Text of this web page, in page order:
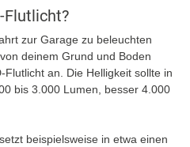
Flutlicht?
zur Garage zu beleuchten
deinem Grund und Boden
an. Die Helligkeit sollte in
bis 3.000 Lumen, besser 4.000
beispielsweise in etwa einen